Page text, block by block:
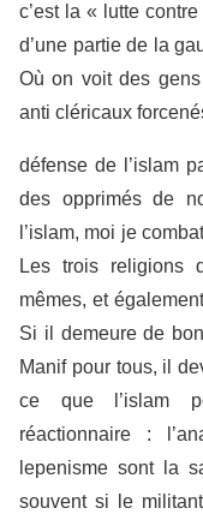
c’est la « lutte
d’une partie de la
Où on voit des gens
anti cléricaux
défense de l’islam
des opprimés de
l’islam, moi je
Les trois religions
mêmes, et
Si il demeure de
Manif pour tous, il
ce que l’islam
réactionnaire :
lepenisme sont la
souvent si le